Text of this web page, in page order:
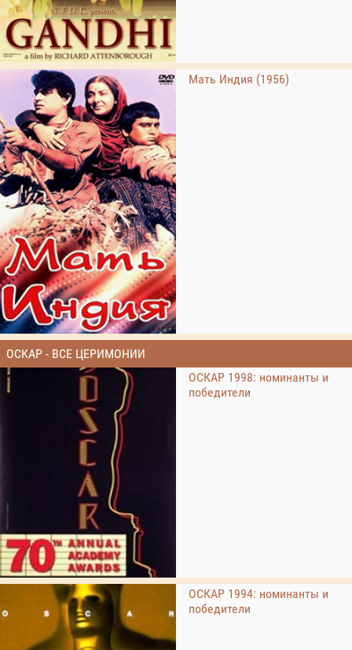
Мать Индия (1956)
ОСКАР - ВСЕ ЦЕРИМОНИИ
ОСКАР 1998: номинанты и
победители
ОСКАР 1994: номинанты и
победители